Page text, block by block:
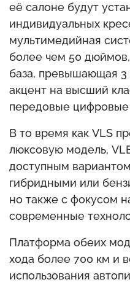
её салоне будут
индивидуальных
мультимедийная
более чем 50
база, превышающая 3
акцент на высший
передовые
В то время как VLS
люксовую модель,
доступным
гибридными или
но также с фокусом
современные
Платформа обеих
хода более 700 км и
использования